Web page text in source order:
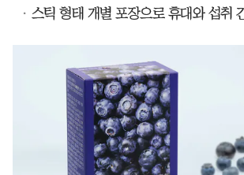
스틱 형태 개별 포장으로 휴대와 섭취